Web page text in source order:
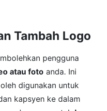
Tambah Logo
pengguna
atau foto anda. Ini
digunakan untuk
kapsyen ke dalam